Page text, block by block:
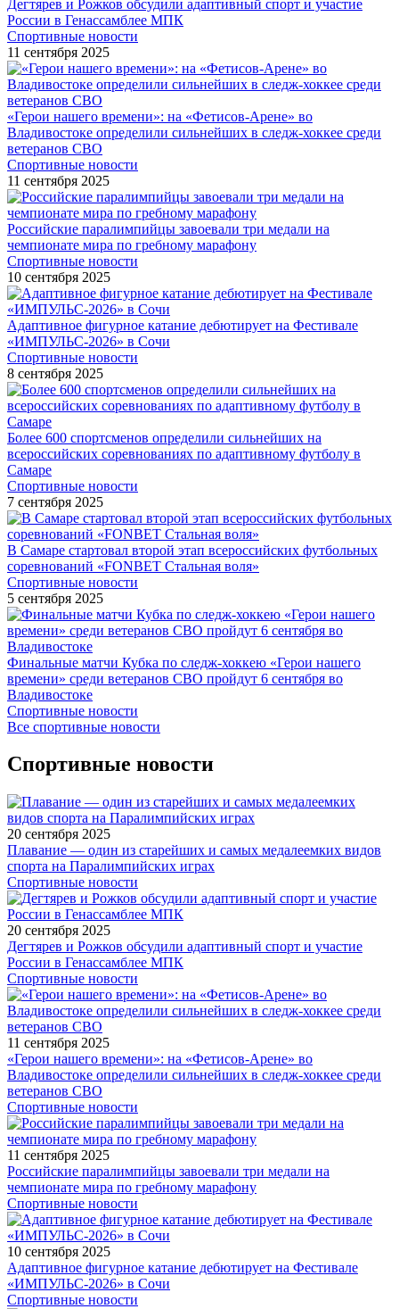
Дегтярев и Рожков обсудили адаптивный спорт и участие
России в Генассамблее МПК
Спортивные новости
11 сентября 2025
«Герои нашего времени»: на «Фетисов-Арене» во
Владивостоке определили сильнейших в следж-хоккее среди
ветеранов СВО
Спортивные новости
11 сентября 2025
Российские паралимпийцы завоевали три медали на
чемпионате мира по гребному марафону
Спортивные новости
10 сентября 2025
Адаптивное фигурное катание дебютирует на Фестивале
«ИМПУЛЬС-2026» в Сочи
Спортивные новости
8 сентября 2025
Более 600 спортсменов определили сильнейших на
всероссийских соревнованиях по адаптивному футболу в
Самаре
Спортивные новости
7 сентября 2025
В Самаре стартовал второй этап всероссийских футбольных
соревнований «FONBET Стальная воля»
Спортивные новости
5 сентября 2025
Финальные матчи Кубка по следж-хоккею «Герои нашего
времени» среди ветеранов СВО пройдут 6 сентября во
Владивостоке
Спортивные новости
Все спортивные новости
Спортивные новости
20 сентября 2025
Плавание — один из старейших и самых медалеемких видов
спорта на Паралимпийских играх
Спортивные новости
20 сентября 2025
Дегтярев и Рожков обсудили адаптивный спорт и участие
России в Генассамблее МПК
Спортивные новости
11 сентября 2025
«Герои нашего времени»: на «Фетисов-Арене» во
Владивостоке определили сильнейших в следж-хоккее среди
ветеранов СВО
Спортивные новости
11 сентября 2025
Российские паралимпийцы завоевали три медали на
чемпионате мира по гребному марафону
Спортивные новости
10 сентября 2025
Адаптивное фигурное катание дебютирует на Фестивале
«ИМПУЛЬС-2026» в Сочи
Спортивные новости